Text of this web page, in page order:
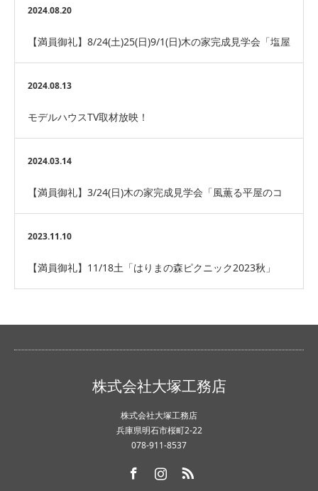
市
2024.08.20
【満員御礼】8/24(土)25(日)9/1(日)木の家完成見学会「塩屋
借景の家」神戸市垂水区
2024.08.13
モデルハウスTV取材放映！
2024.03.14
【満員御礼】3/24(日)木の家完成見学会「風薫る平屋のコ
ートハウス」明石市
2023.11.10
【満員御礼】11/18土「はりまの森ピクニック2023秋」
株式会社大塚工務店
株式会社大塚工務店
兵庫県明石市桜町2-22
078-911-8537